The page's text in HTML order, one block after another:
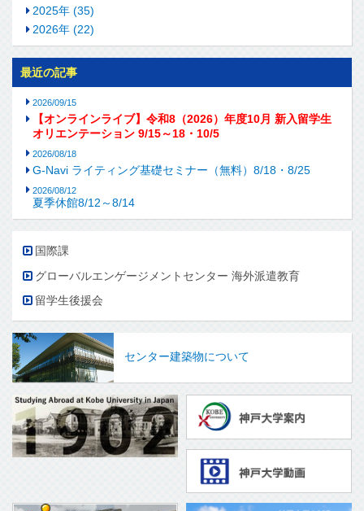
2025年 (35)
2026年 (22)
最近の記事
2026/09/15
【オンラインライブ】令和8（2026）年度10月 新入留学生
オリエンテーション 9/15～18・10/5
2026/08/18
G-Navi ライティング基礎セミナー（無料）8/18・8/25
2026/08/12
夏季休館8/12～8/14
国際課
グローバルエンゲージメントセンター 海外派遣教育
留学生後援会
センター建築物について